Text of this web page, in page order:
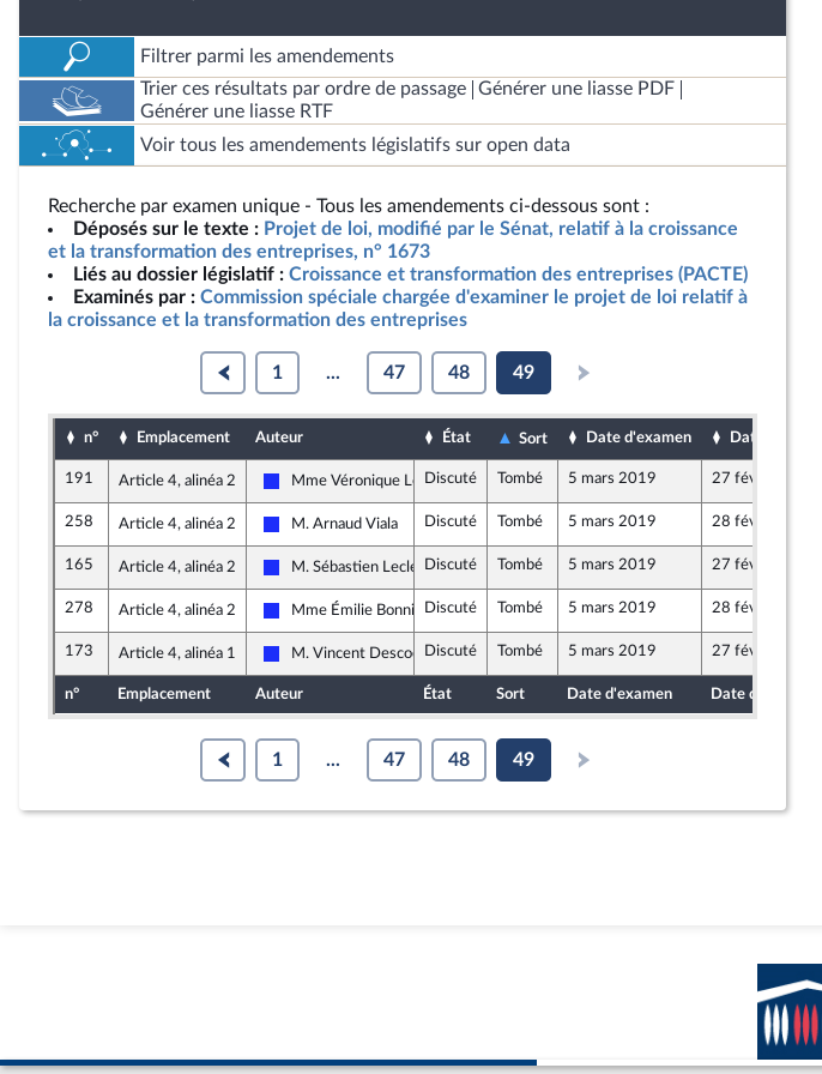
Filtrer parmi les amendements
Trier ces résultats par ordre de passage
Générer une liasse PDF
Générer une liasse RTF
Voir tous les amendements législatifs sur open data
Recherche par examen unique - Tous les amendements ci-dessous sont :
Déposés sur le texte : Projet de loi, modifié par le Sénat, relatif à la croissance
et la transformation des entreprises, n° 1673
Liés au dossier législatif : Croissance et transformation des entreprises (PACTE)
Examinés par : Commission spéciale chargée d'examiner le projet de loi relatif à
la croissance et la transformation des entreprises
1 ... 47 48 49
n° Emplacement Auteur État Sort Date d'examen Date de dépôt
191 Article 4, alinéa 2
Les Républicains
Mme Véronique Louwagie
Discuté Tombé 5 mars 2019 27 février 2019
258 Article 4, alinéa 2
Les Républicains
M. Arnaud Viala Discuté Tombé 5 mars 2019 28 février 2019
165 Article 4, alinéa 2
Les Républicains
M. Sébastien LeclercDiscuté Tombé 5 mars 2019 27 février 2019
278 Article 4, alinéa 2
Les Républicains
Mme Émilie BonnivardDiscuté Tombé 5 mars 2019 28 février 2019
173 Article 4, alinéa 1
Les Républicains
M. Vincent DescoeurDiscuté Tombé 5 mars 2019 27 février 2019
n° Emplacement Auteur État Sort Date d'examen Date de dépôt
1 ... 47 48 49